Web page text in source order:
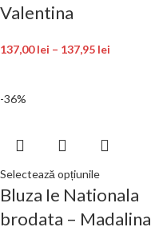
Valentina
137,00lei – 137,95 lei
-36%
Selectează opțiunile
Bluza Ie Nationala
brodata – Madalina